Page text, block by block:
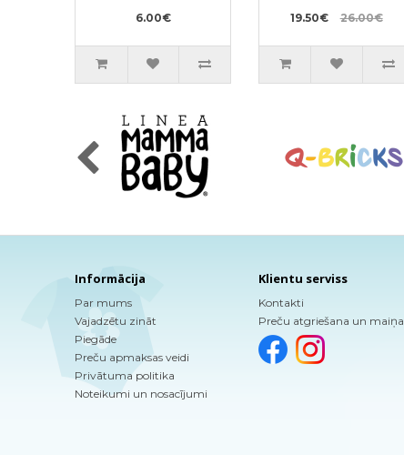
6.00€ 19.50€ 26.00€
Informācija
Par mums
Vajadzētu zināt
Piegāde
Preču apmaksas veidi
Privātuma politika
Noteikumi un nosacījumi
Klientu serviss
Kontakti
Preču atgriešana un maiņa